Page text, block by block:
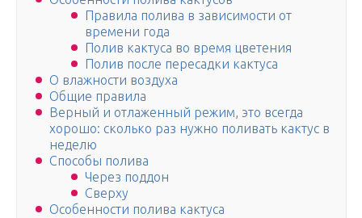
Правила полива в зависимости от
времени года
Полив кактуса во время цветения
Полив после пересадки кактуса
О влажности воздуха
Общие правила
Верный и отлаженный режим, это всегда
хорошо: сколько раз нужно поливать кактус в
неделю
Способы полива
Через поддон
Сверху
Особенности полива кактуса